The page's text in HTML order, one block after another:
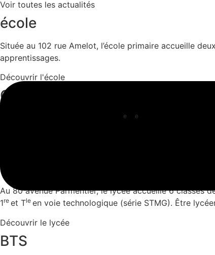
Voir toutes les actualités
école
Située au 102 rue Amelot, l’école primaire accueille
apprentissages.
Découvrir l'école
Collège
e e
Lycée
Au 80 avenue Parmentier, le lycée accueille 6 classes
1re et Tle en voie technologique (série STMG). Être
Découvrir le lycée
BTS